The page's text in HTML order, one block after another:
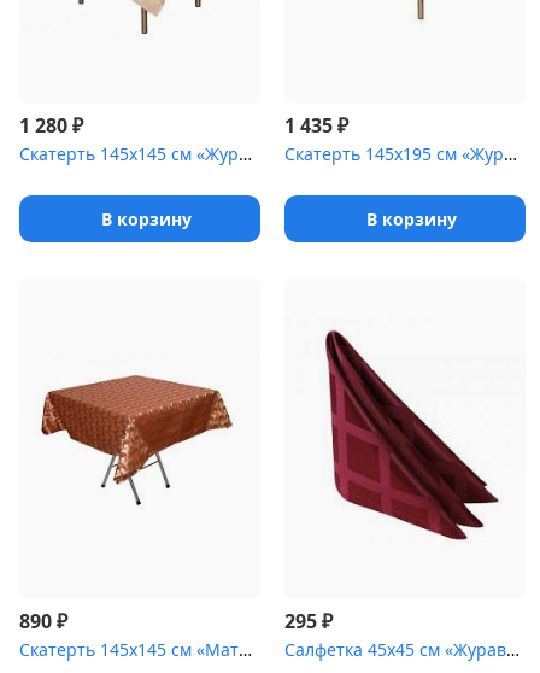
1 280₽
Скатерть 145х145 см «Журавинка» кофе с молоком [(квадрат)]
В корзину
1 435₽
Скатерть 145х195 см «Журавинка» коричневая [(гладь)]
В корзину
890₽
Скатерть 145х145 см «Мати» бордо с золотом
295₽
Салфетка 45х45 см «Журавинка» бордо [(квадрат)]